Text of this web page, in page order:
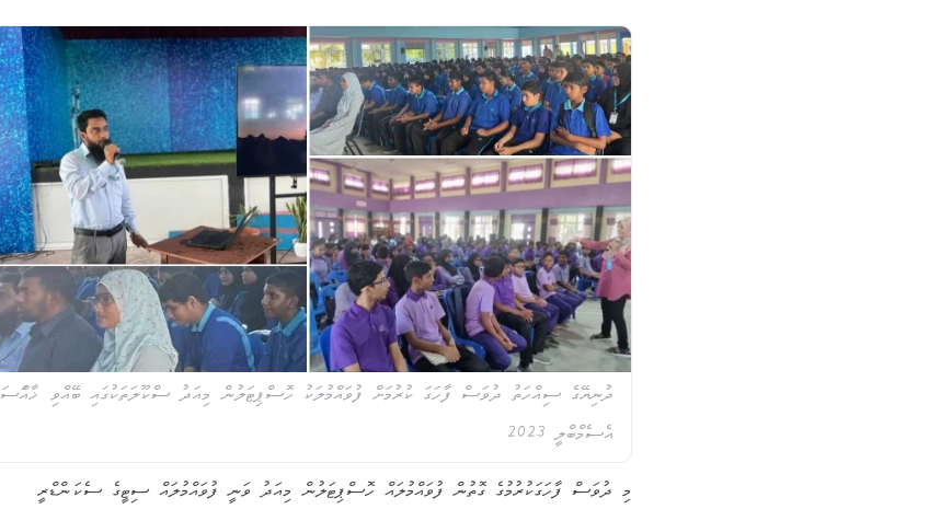
ދުނިޔޭގެ ސިއްހަތު ދުވަސް ފާހަގަ ކުރުމަށް ފުވައްމުލަކު ހޮސްޕިޓަލުން މިއަދު ސްކޫލަތަކުގައި ބޭއްވި ޚާއްަސަ
އެސެމްބްލީ 2023
މި ދުވަސް ފާހަގަކުރުމުގެ ގޮތުން ފުވައްމުލައް ހޮސްޕިޓަލުން މިއަދު ވަނީ ފުވައްމުލައް ސިޓީގެ ސެކަންޑްރީ